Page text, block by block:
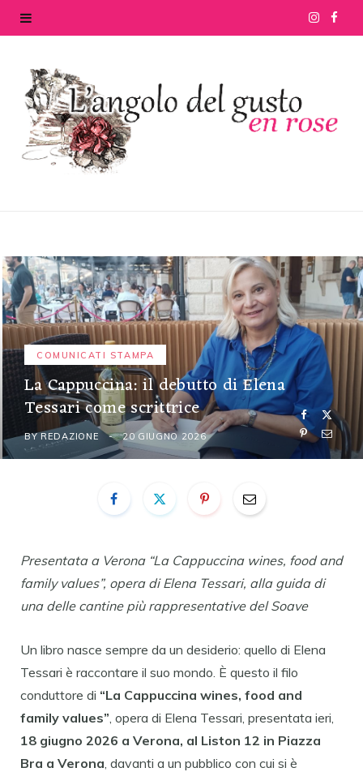
I
t
m
e
k
COMUNICATI STAMPA
La Cappuccina: il debutto di Elena
Tessari come scrittrice
BY REDAZIONE 20 GIUGNO 2026
Presentata a Verona “La Cappuccina wines, food and
family values”, opera di Elena Tessari, alla guida di
una delle cantine più rappresentative del Soave
Un libro nasce sempre da un desiderio: quello di Elena
Tessari è raccontare il suo mondo. È questo il filo
conduttore di “La Cappuccina wines, food and
family values” , opera di Elena Tessari, presentata ieri,
18 giugno 2026 a Verona, al Liston 12 in Piazza
Bra a Verona , davanti a un pubblico con cui si è